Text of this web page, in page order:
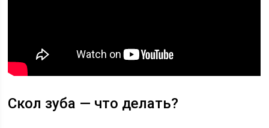
Скол зуба — что делать?